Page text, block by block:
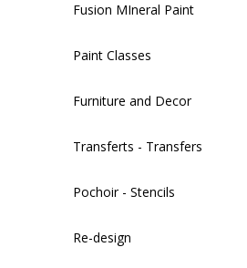
Fusion MIneral Paint
Paint Classes
Furniture and Decor
Transferts - Transfers
Pochoir - Stencils
Re-design